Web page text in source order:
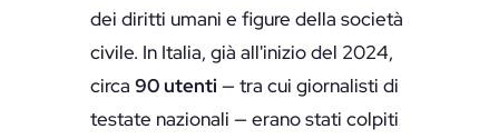
dei diritti umani e figure della società
civile. In Italia, già all'inizio del 2024,
circa 90 utenti — tra cui giornalisti di
testate nazionali — erano stati colpiti